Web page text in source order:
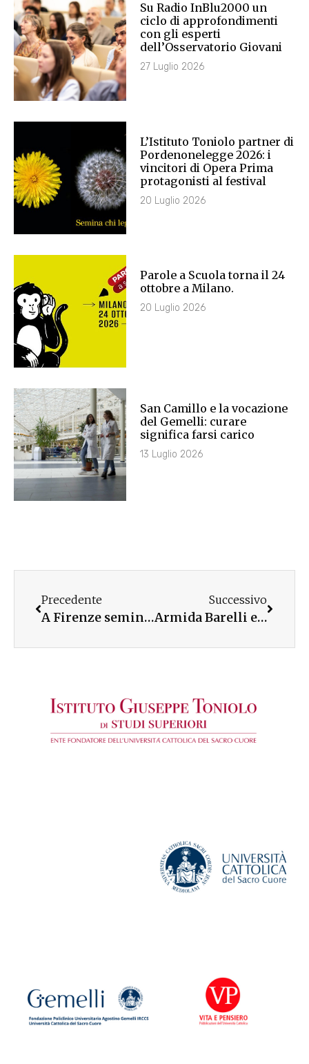
Su Radio InBlu2000 un
ciclo di approfondimenti
con gli esperti
dell’Osservatorio Giovani
27 Luglio 2026
L’Istituto Toniolo partner di
Pordenonelegge 2026: i
vincitori di Opera Prima
protagonisti al festival
20 Luglio 2026
Parole a Scuola torna il 24
ottobre a Milano.
20 Luglio 2026
San Camillo e la vocazione
del Gemelli: curare
significa farsi carico
13 Luglio 2026
Precedente
A Firenze seminari online per l’orientamento universitario
Successivo
Armida Barelli e la Giornata UC